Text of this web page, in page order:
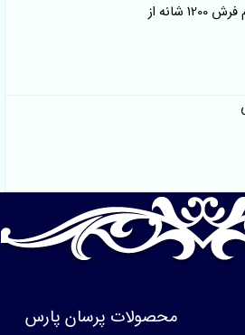
خرید مستقیم فرش 1200 شانه از
محصولات پرسان پارس